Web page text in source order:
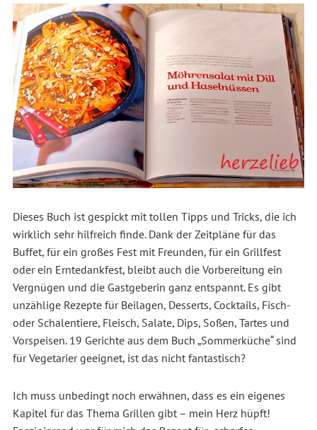
Dieses Buch ist gespickt mit tollen Tipps und Tricks, die ich
wirklich sehr hilfreich finde. Dank der Zeitpläne für das
Buffet, für ein großes Fest mit Freunden, für ein Grillfest
oder ein Erntedankfest, bleibt auch die Vorbereitung ein
Vergnügen und die Gastgeberin ganz entspannt. Es gibt
unzählige Rezepte für Beilagen, Desserts, Cocktails, Fisch-
oder Schalentiere, Fleisch, Salate, Dips, Soßen, Tartes und
Vorspeisen. 19 Gerichte aus dem Buch „Sommerküche“ sind
für Vegetarier geeignet, ist das nicht fantastisch?
Ich muss unbedingt noch erwähnen, dass es ein eigenes
Kapitel für das Thema Grillen gibt – mein Herz hüpft!